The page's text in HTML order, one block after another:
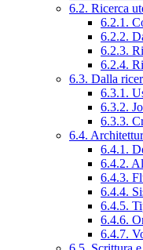
6.2. Ricerca
6.2.1.
6.2.2.
6.2.3.
6.2.4.
6.3. Dalla
6.3.1.
6.3.2.
6.3.3.
6.4.
6.4.1.
6.4.2.
6.4.3.
6.4.4.
6.4.5.
6.4.6.
6.4.7.